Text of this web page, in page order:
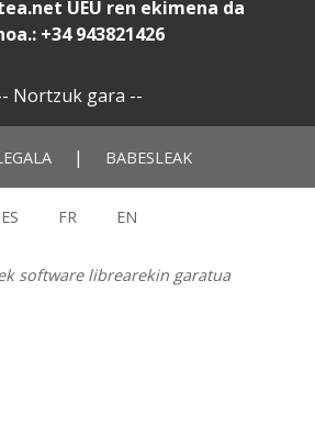
UEU ren ekimena da
+34 943821426
Nortzuk gara --
| BABESLEAK
ES FR EN
software librearekin garatua